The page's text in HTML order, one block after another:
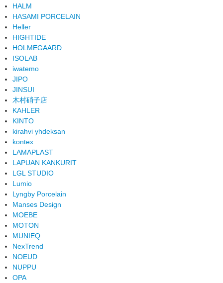
HALM
HASAMI PORCELAIN
Heller
HIGHTIDE
HOLMEGAARD
ISOLAB
iwatemo
JIPO
JINSUI
木村硝子店
KAHLER
KINTO
kirahvi yhdeksan
kontex
LAMAPLAST
LAPUAN KANKURIT
LGL STUDIO
Lumio
Lyngby Porcelain
Manses Design
MOEBE
MOTON
MUNIEQ
NexTrend
NOEUD
NUPPU
OPA